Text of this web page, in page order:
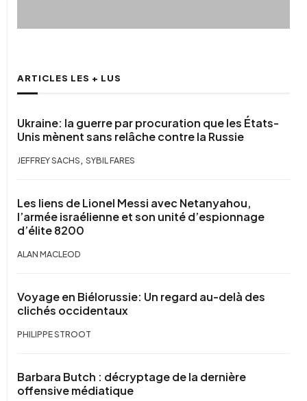
ARTICLES LES + LUS
Ukraine: la guerre par procuration que les États-
Unis mènent sans relâche contre la Russie
JEFFREY SACHS , SYBIL FARES
Les liens de Lionel Messi avec Netanyahou,
l’armée israélienne et son unité d’espionnage
d’élite 8200
ALAN MACLEOD
Voyage en Biélorussie: Un regard au-delà des
clichés occidentaux
PHILIPPE STROOT
Barbara Butch : décryptage de la dernière
offensive médiatique